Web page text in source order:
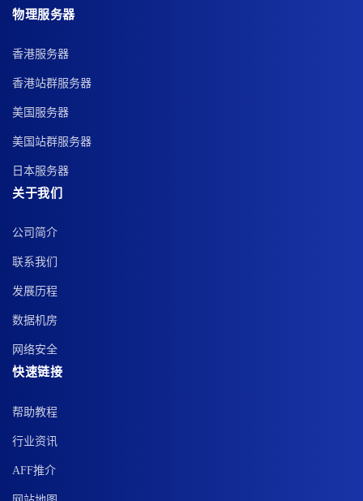
物理服务器
香港服务器
香港站群服务器
美国服务器
美国站群服务器
日本服务器
关于我们
公司简介
联系我们
发展历程
数据机房
网络安全
快速链接
帮助教程
行业资讯
AFF推介